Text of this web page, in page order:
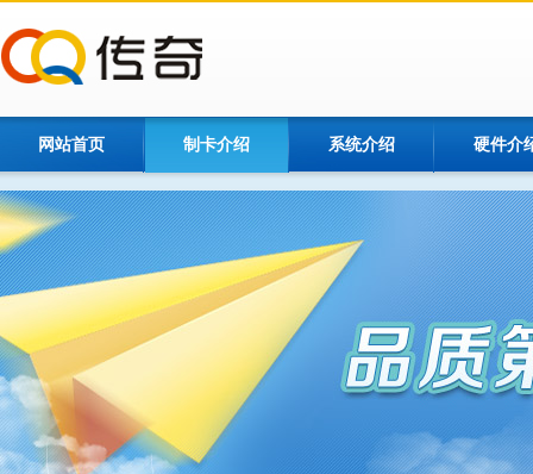
网站首页 制卡介绍 系统介绍 硬件介